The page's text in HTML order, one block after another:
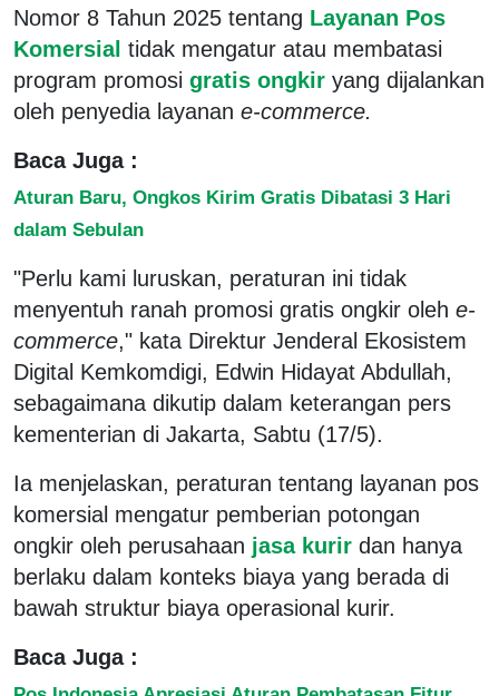
Nomor 8 Tahun 2025 tentang Layanan Pos
Komersial tidak mengatur atau membatasi
program promosi gratis ongkir yang dijalankan
oleh penyedia layanan e-commerce.
Baca Juga :
Aturan Baru, Ongkos Kirim Gratis Dibatasi 3 Hari
dalam Sebulan
"Perlu kami luruskan, peraturan ini tidak
menyentuh ranah promosi gratis ongkir oleh e-
commerce," kata Direktur Jenderal Ekosistem
Digital Kemkomdigi, Edwin Hidayat Abdullah,
sebagaimana dikutip dalam keterangan pers
kementerian di Jakarta, Sabtu (17/5).
Ia menjelaskan, peraturan tentang layanan pos
komersial mengatur pemberian potongan
ongkir oleh perusahaan jasa kurir dan hanya
berlaku dalam konteks biaya yang berada di
bawah struktur biaya operasional kurir.
Baca Juga :